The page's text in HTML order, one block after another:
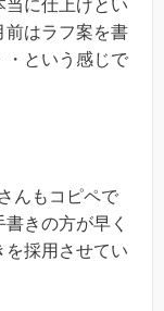
当に仕上げとい
前はラフ案を書
・という感じで
んもコピペで
きの方が早く
を採用させてい